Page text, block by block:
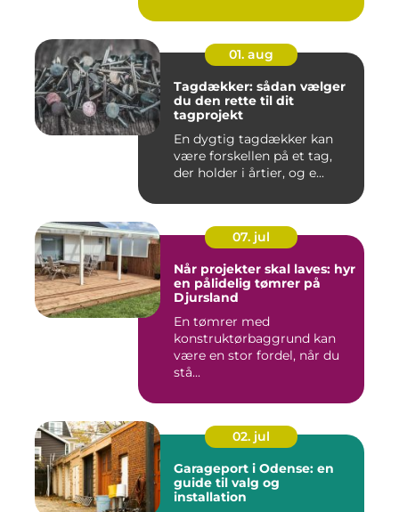
01. aug
Tagdækker: sådan vælger
du den rette til dit
tagprojekt
En dygtig tagdækker kan
være forskellen på et tag,
der holder i årtier, og e...
07. jul
Når projekter skal laves: hyr
en pålidelig tømrer på
Djursland
En tømrer med
konstruktørbaggrund kan
være en stor fordel, når du
stå...
02. jul
Garageport i Odense: en
guide til valg og
installation